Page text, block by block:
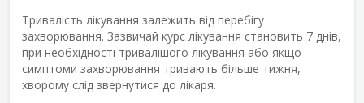
Тривалість лікування залежить від перебігу
захворювання. Зазвичай курс лікування становить 7 днів,
при необхідності тривалішого лікування або якщо
симптоми захворювання тривають більше тижня,
хворому слід звернутися до лікаря.